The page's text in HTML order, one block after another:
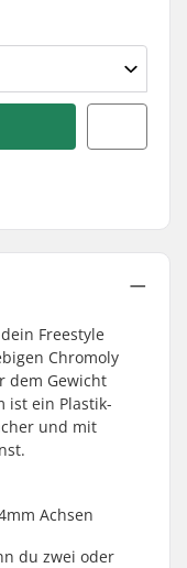
Freestyle
Chromoly
dem Gewicht
ist ein Plastik-
und mit
Achsen
du zwei oder